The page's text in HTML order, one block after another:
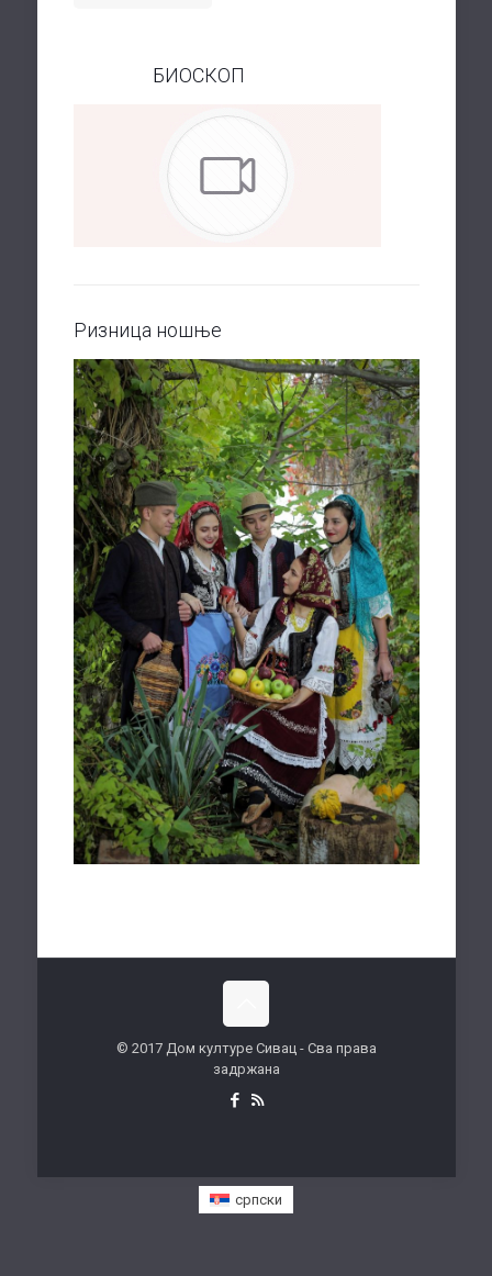
БИОСКОП
Ризница ношње
© 2017 Дом културе Сивац - Сва права
задржана
српски